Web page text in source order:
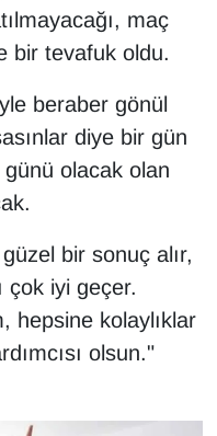
maç
bir tevafuk oldu.
beraber gönül
diye bir gün
günü olacak olan
bir sonuç alır,
çok iyi geçer.
hepsine kolaylıklar
olsun."